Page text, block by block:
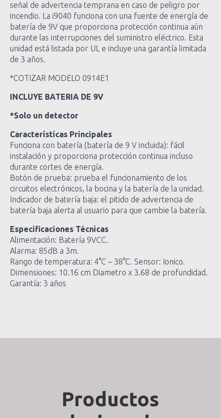
señal de advertencia temprana en caso de peligro por
incendio. La i9040 funciona con una fuente de energía de
batería de 9V que proporciona protección continua aún
durante las interrupciones del suministro eléctrico. Esta
unidad está listada por UL e incluye una garantía limitada
de 3 años.
*COTIZAR MODELO 0914E1
INCLUYE BATERIA DE 9V
*Solo un detector
Características Principales
Funciona con batería (batería de 9 V incluida): fácil
instalación y proporciona protección continua incluso
durante cortes de energía.
Botón de prueba: prueba el funcionamiento de los
circuitos electrónicos, la bocina y la batería de la unidad.
Indicador de batería baja: el pitido de advertencia de
batería baja alerta al usuario para que cambie la batería.
Especificaciones Técnicas
Alimentación: Batería 9VCC.
Alarma: 85dB a 3m.
Rango de temperatura: 4°C – 38°C. Sensor: Ionico.
Dimensiones: 10.16 cm Diametro x 3.68 de profundidad.
Garantía: 3 años
Productos